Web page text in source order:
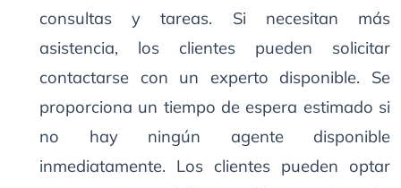
consultas y tareas. Si necesitan más
asistencia, los clientes pueden solicitar
contactarse con un experto disponible. Se
proporciona un tiempo de espera estimado si
no hay ningún agente disponible
inmediatamente. Los clientes pueden optar